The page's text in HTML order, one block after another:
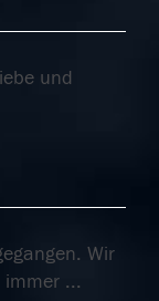
und
Wir
immer ...